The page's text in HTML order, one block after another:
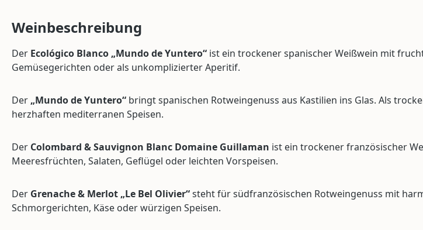
Weinbeschreibung
Der Ecológico Blanco „Mundo de Yuntero“ ist ein trockener spanischer Weißwein mit
Gemüsegerichten oder als unkomplizierter Aperitif.
Der „Mundo de Yuntero“ bringt spanischen Rotweingenuss aus Kastilien ins Glas. Als
herzhaften mediterranen Speisen.
Der Colombard & Sauvignon Blanc Domaine Guillaman ist ein trockener französischer
Meeresfrüchten, Salaten, Geflügel oder leichten Vorspeisen.
Der Grenache & Merlot „Le Bel Olivier“steht für südfranzösischen Rotweingenuss mit
Schmorgerichten, Käse oder würzigen Speisen.